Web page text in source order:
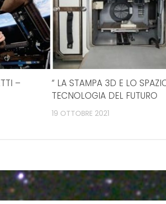
–
“ LA STAMPA 3D E LO
TECNOLOGIA DEL FUTURO
19 OTTOBRE 2021